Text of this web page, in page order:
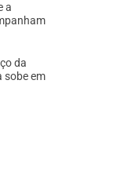
a
da
sobe em